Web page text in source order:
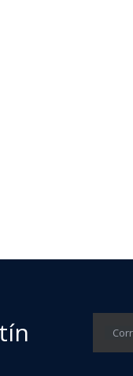
su alto